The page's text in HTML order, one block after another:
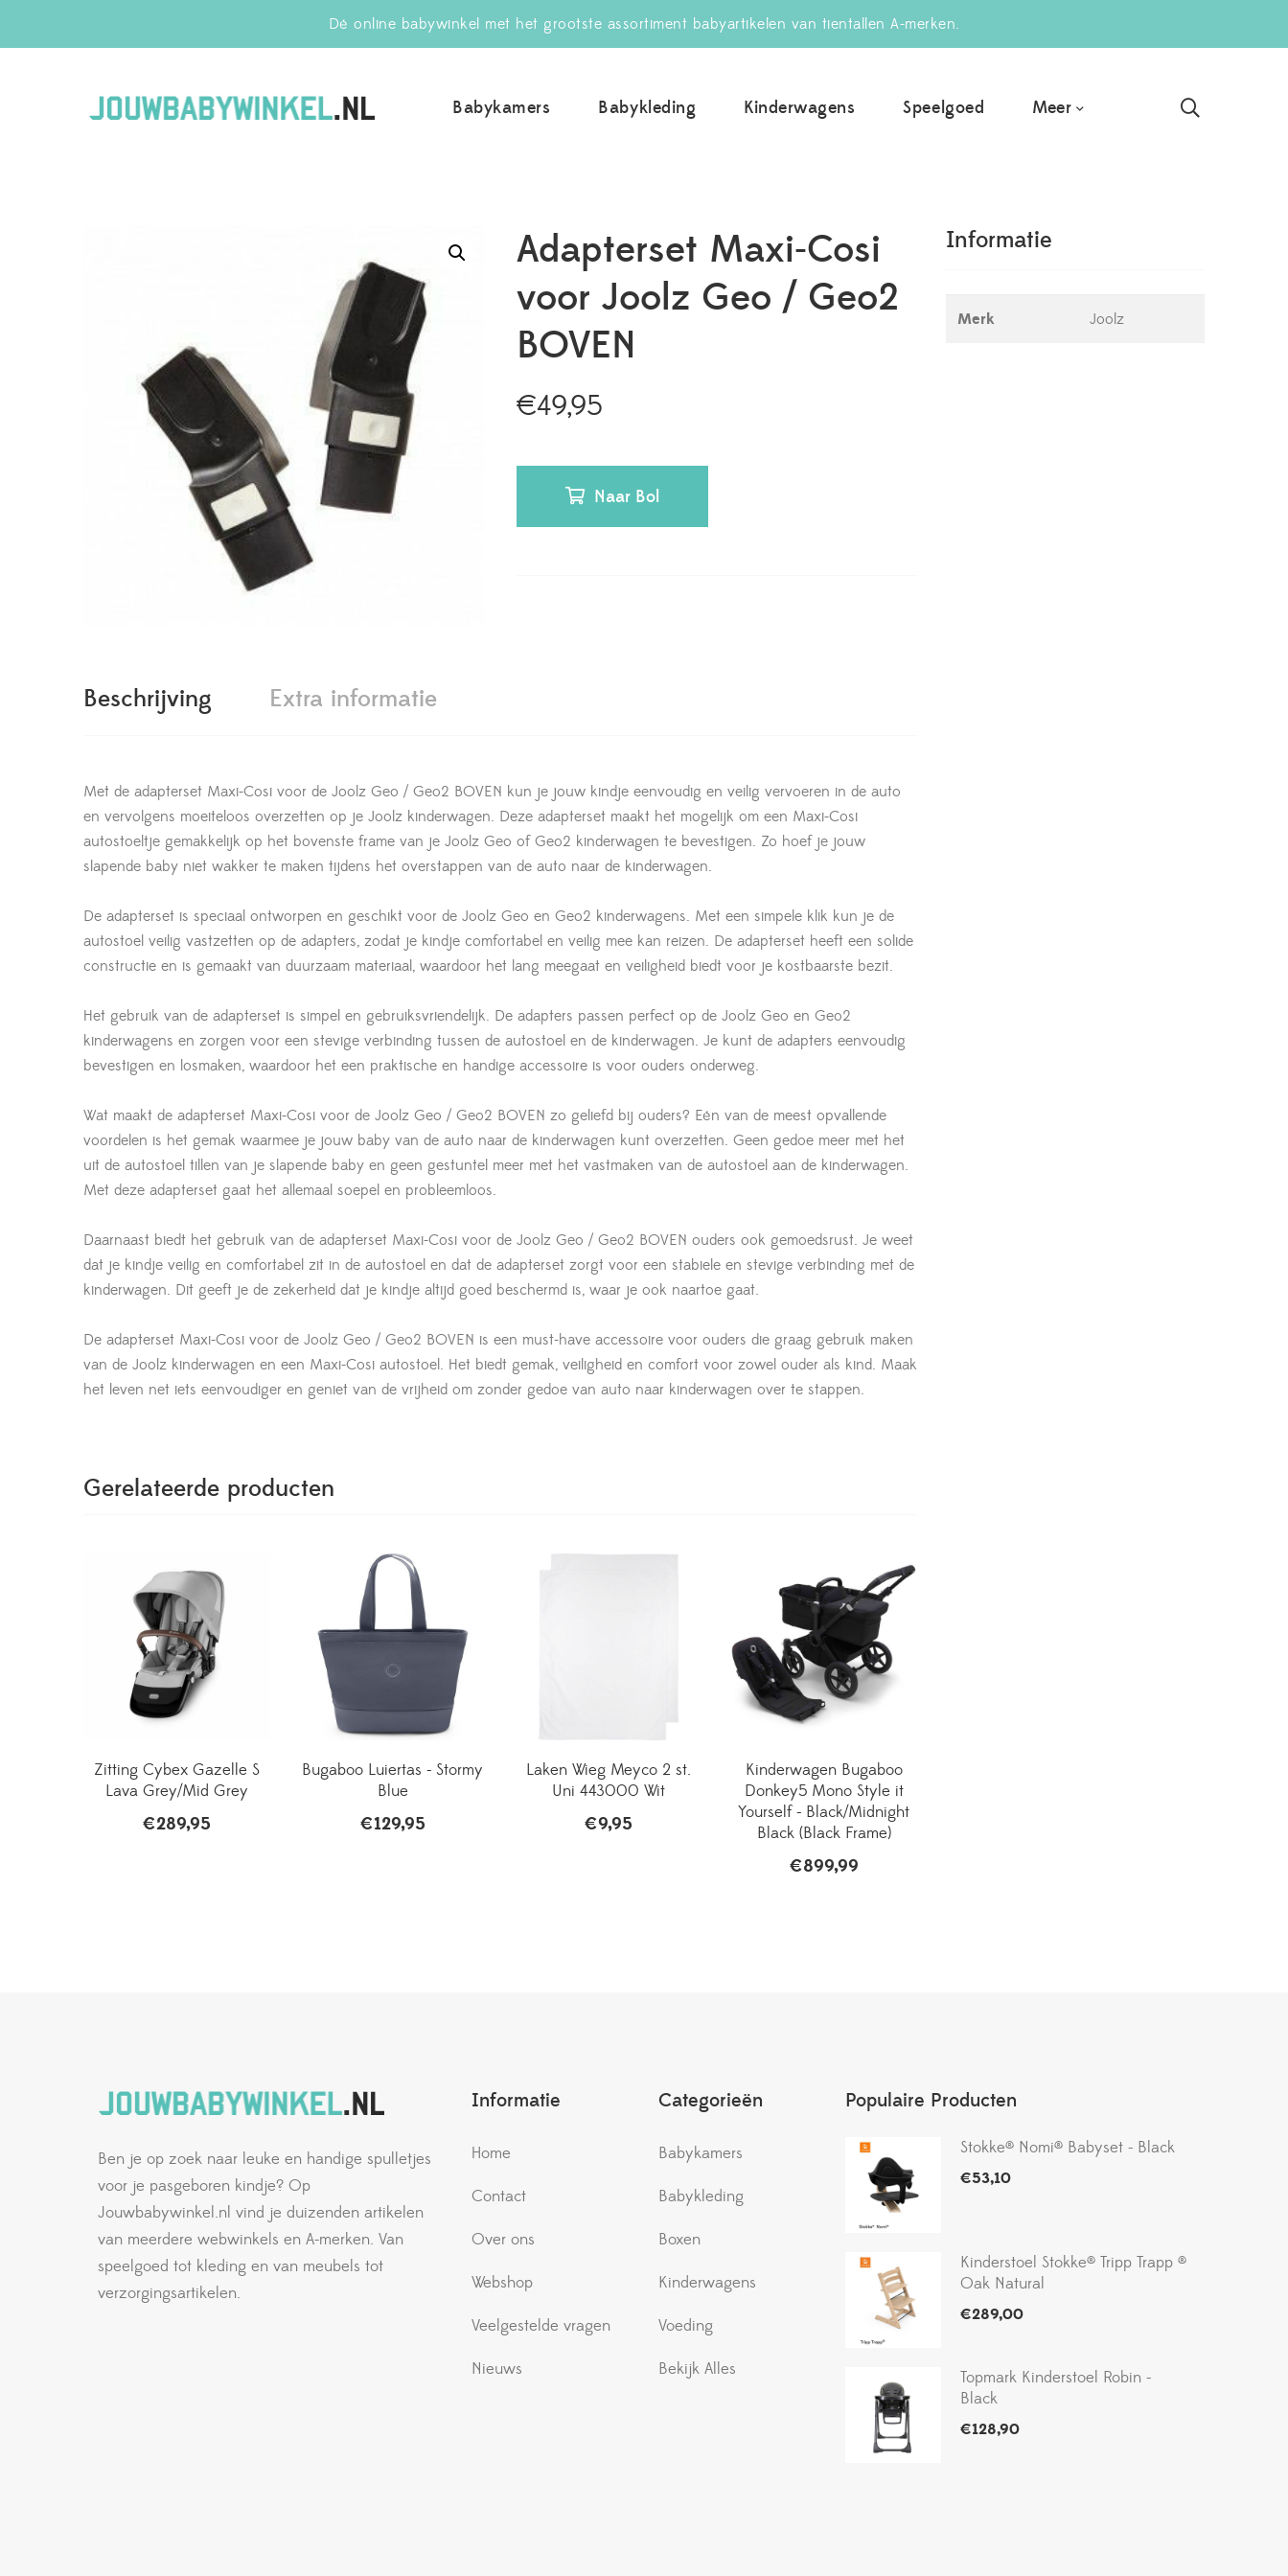
Dé online babywinkel met het grootste assortiment babyartikelen van tientallen A-merken.
Babykamers Babykleding Kinderwagens Speelgoed Meer
Adapterset Maxi-Cosi
voor Joolz Geo / Geo2
BOVEN
€49,95
Naar Bol
Beschrijving Extra informatie
Met de adapterset Maxi-Cosi voor de Joolz Geo / Geo2 BOVEN kun je jouw kindje eenvoudig en veilig vervoeren in de auto
en vervolgens moeiteloos overzetten op je Joolz kinderwagen. Deze adapterset maakt het mogelijk om een Maxi-Cosi
autostoeltje gemakkelijk op het bovenste frame van je Joolz Geo of Geo2 kinderwagen te bevestigen. Zo hoef je jouw
slapende baby niet wakker te maken tijdens het overstappen van de auto naar de kinderwagen.
De adapterset is speciaal ontworpen en geschikt voor de Joolz Geo en Geo2 kinderwagens. Met een simpele klik kun je de
autostoel veilig vastzetten op de adapters, zodat je kindje comfortabel en veilig mee kan reizen. De adapterset heeft een solide
constructie en is gemaakt van duurzaam materiaal, waardoor het lang meegaat en veiligheid biedt voor je kostbaarste bezit.
Het gebruik van de adapterset is simpel en gebruiksvriendelijk. De adapters passen perfect op de Joolz Geo en Geo2
kinderwagens en zorgen voor een stevige verbinding tussen de autostoel en de kinderwagen. Je kunt de adapters eenvoudig
bevestigen en losmaken, waardoor het een praktische en handige accessoire is voor ouders onderweg.
Wat maakt de adapterset Maxi-Cosi voor de Joolz Geo / Geo2 BOVEN zo geliefd bij ouders? Eén van de meest opvallende
voordelen is het gemak waarmee je jouw baby van de auto naar de kinderwagen kunt overzetten. Geen gedoe meer met het
uit de autostoel tillen van je slapende baby en geen gestuntel meer met het vastmaken van de autostoel aan de kinderwagen.
Met deze adapterset gaat het allemaal soepel en probleemloos.
Daarnaast biedt het gebruik van de adapterset Maxi-Cosi voor de Joolz Geo / Geo2 BOVEN ouders ook gemoedsrust. Je weet
dat je kindje veilig en comfortabel zit in de autostoel en dat de adapterset zorgt voor een stabiele en stevige verbinding met de
kinderwagen. Dit geeft je de zekerheid dat je kindje altijd goed beschermd is, waar je ook naartoe gaat.
De adapterset Maxi-Cosi voor de Joolz Geo / Geo2 BOVEN is een must-have accessoire voor ouders die graag gebruik maken
van de Joolz kinderwagen en een Maxi-Cosi autostoel. Het biedt gemak, veiligheid en comfort voor zowel ouder als kind. Maak
het leven net iets eenvoudiger en geniet van de vrijheid om zonder gedoe van auto naar kinderwagen over te stappen.
Gerelateerde producten
Zitting Cybex Gazelle S
Lava Grey/Mid Grey
€289,95
Bugaboo Luiertas - Stormy
Blue
€129,95
Laken Wieg Meyco 2 st.
Uni 443000 Wit
€9,95
Kinderwagen Bugaboo
Donkey5 Mono Style it
Yourself - Black/Midnight
Black (Black Frame)
€899,99
Informatie
Merk Joolz
Ben je op zoek naar leuke en handige spulletjes
voor je pasgeboren kindje? Op
Jouwbabywinkel.nl vind je duizenden artikelen
van meerdere webwinkels en A-merken. Van
speelgoed tot kleding en van meubels tot
verzorgingsartikelen.
Informatie
Home
Contact
Over ons
Webshop
Veelgestelde vragen
Nieuws
Categorieën
Babykamers
Babykleding
Boxen
Kinderwagens
Voeding
Bekijk Alles
Populaire Producten
Stokke® Nomi® Babyset - Black
€53,10
Kinderstoel Stokke® Tripp Trapp ®
Oak Natural
€289,00
Topmark Kinderstoel Robin -
Black
€128,90